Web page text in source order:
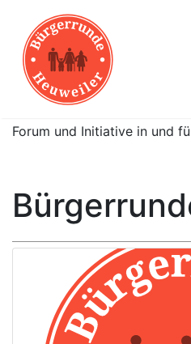
Forum und Initiative in und